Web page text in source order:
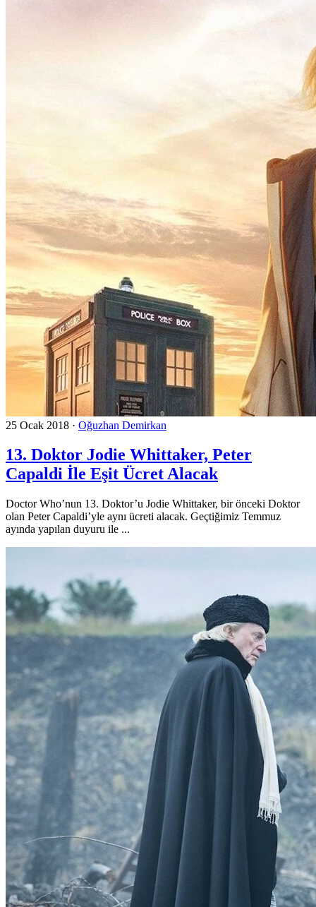
25 Ocak 2018 · Oğuzhan Demirkan
13. Doktor Jodie Whittaker, Peter
Capaldi İle Eşit Ücret Alacak
Doctor Who’nun 13. Doktor’u Jodie Whittaker, bir önceki Doktor
olan Peter Capaldi’yle aynı ücreti alacak. Geçtiğimiz Temmuz
ayında yapılan duyuru ile ...